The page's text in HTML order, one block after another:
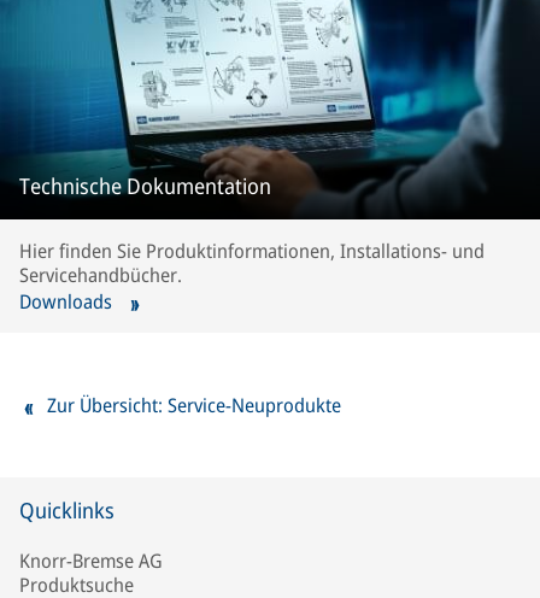
Technische Dokumentation
Hier finden Sie Produktinformationen, Installations- und
Servicehandbücher.
Downloads
Zur Übersicht: Service-Neuprodukte
Quicklinks
Knorr-Bremse AG
Produktsuche